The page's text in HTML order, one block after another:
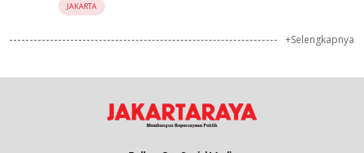
JAKARTA
+Selengkapnya